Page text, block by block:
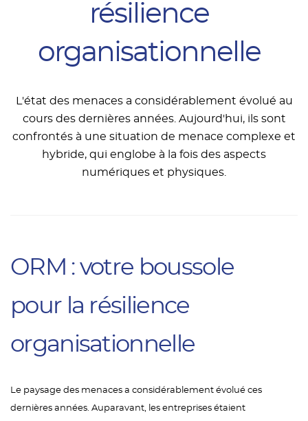
résilience
organisationnelle
L'état des menaces a considérablement évolué au
cours des dernières années. Aujourd'hui, ils sont
confrontés à une situation de menace complexe et
hybride, qui englobe à la fois des aspects
numériques et physiques.
ORM : votre boussole
pour la résilience
organisationnelle
Le paysage des menaces a considérablement évolué ces
dernières années. Auparavant, les entreprises étaient